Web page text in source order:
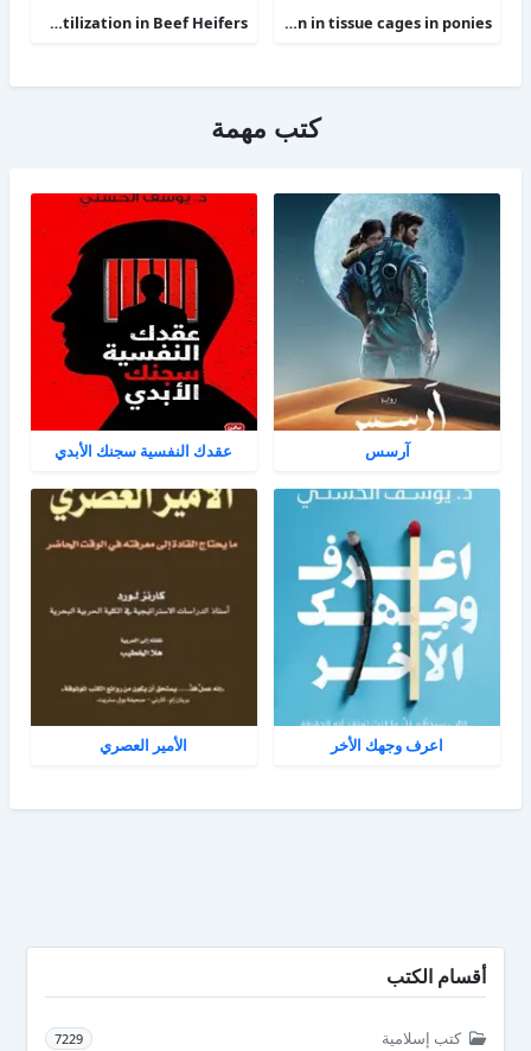
Clinical efficacy of intravenous administration of marbofloxacin in a Staphylococcus aureus infection in tissue cages in ponies
Phosphorus Deficiency Metabolism and Food Utilization in Beef Heifers
كتب مهمة
آرسس عقدك النفسية سجنك الأبدي
اعرف وجهك الأخر الأمير العصري
أقسام الكتب
كتب إسلامية 7229